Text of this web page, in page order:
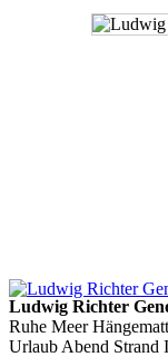
Ludwig Richter
Ruhe Meer
Urlaub Abend Strand